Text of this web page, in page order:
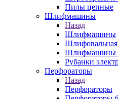
Пилы цепные
Шлифмашины
Назад
Шлифмашины
Шлифмашины
Рубанки
Перфораторы
Назад
Перфораторы